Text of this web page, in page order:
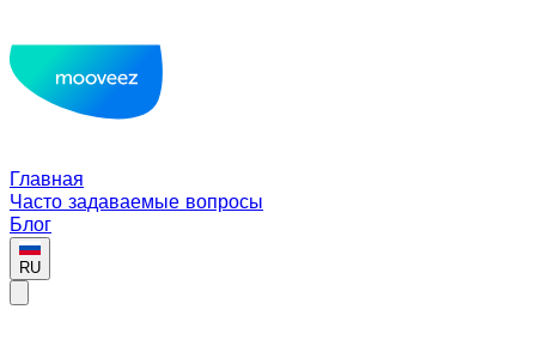
Главная
Часто задаваемые вопросы
Блог
RU